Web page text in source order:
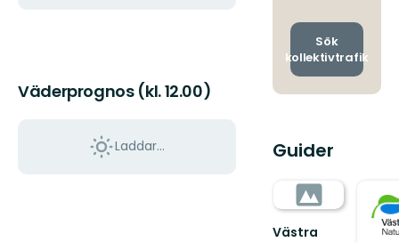
Väderprognos (kl. 12.00)
Laddar...
och
Sök
kollektivtrafik
Guider
Västra